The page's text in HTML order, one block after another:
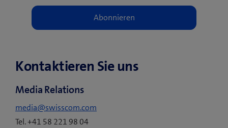
n
e
u
F
Kontaktieren Sie uns
Media Relations
media@swisscom.com
Tel. +41 58 221 98 04